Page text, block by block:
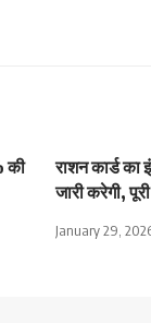
की
राशन कार्ड का
जारी करेगी,
January 29,